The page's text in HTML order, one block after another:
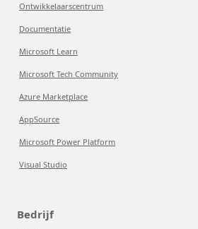
Ontwikkelaarscentrum
Documentatie
Microsoft Learn
Microsoft Tech Community
Azure Marketplace
AppSource
Microsoft Power Platform
Visual Studio
Bedrijf